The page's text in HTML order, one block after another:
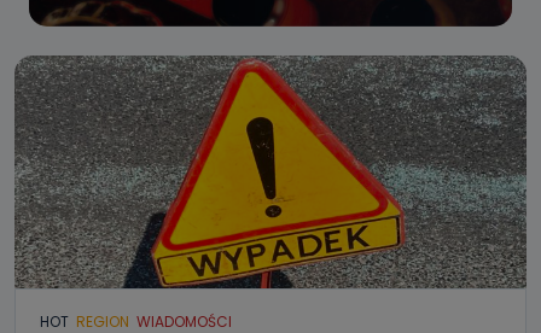
HOT REGION WIADOMOŚCI